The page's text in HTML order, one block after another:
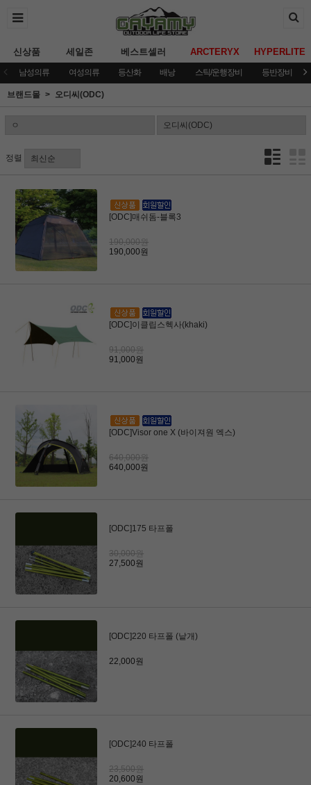
신상품 세일존 베스트셀러 ARCTERYX HYPERLITE
남성의류 여성의류 등산화 배낭 스틱/운행장비 등반장비
브랜드몰 오디씨(ODC)
정렬
[ODC]매쉬돔-블록3
190,000원
190,000원
[ODC]이클립스헥사(khaki)
91,000원
91,000원
[ODC]Visor one X (바이져원 엑스)
640,000원
640,000원
[ODC]175 타프폴
30,000원
27,500원
[ODC]220 타프폴 (낱개)
22,000원
[ODC]240 타프폴
23,500원
20,600원